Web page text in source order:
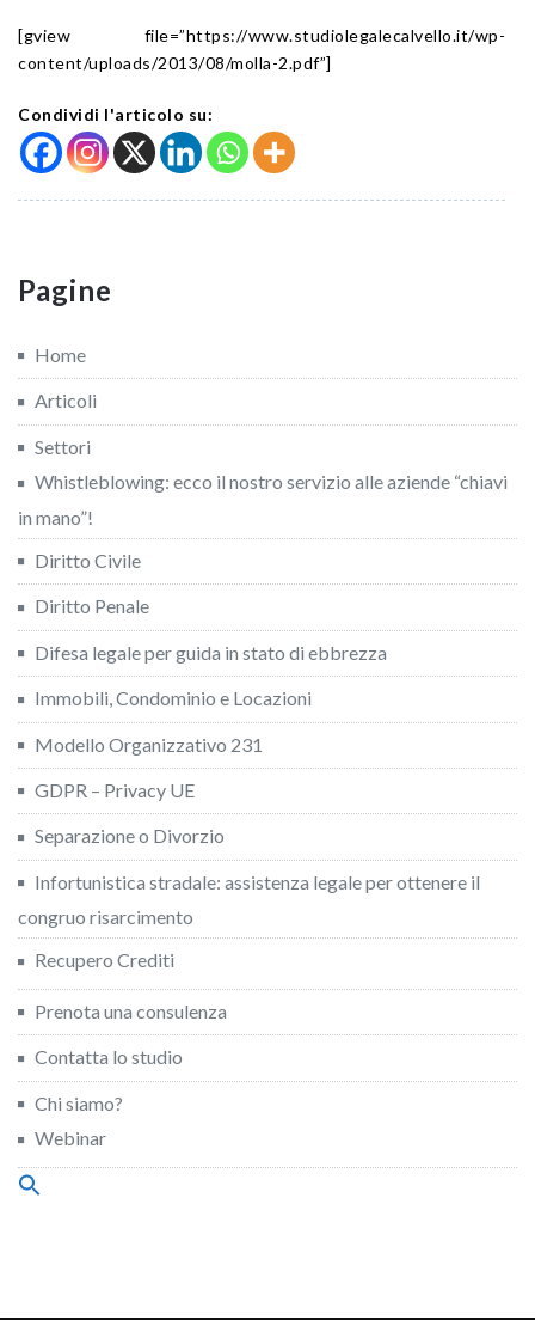
[gview file=”https://www.studiolegalecalvello.it/wp-
content/uploads/2013/08/molla-2.pdf”]
Condividi l'articolo su:
Pagine
Home
Articoli
Settori
Whistleblowing: ecco il nostro servizio alle aziende “chiavi
in mano”!
Diritto Civile
Diritto Penale
Difesa legale per guida in stato di ebbrezza
Immobili, Condominio e Locazioni
Modello Organizzativo 231
GDPR – Privacy UE
Separazione o Divorzio
Infortunistica stradale: assistenza legale per ottenere il
congruo risarcimento
Recupero Crediti
Prenota una consulenza
Contatta lo studio
Chi siamo?
Webinar
Search